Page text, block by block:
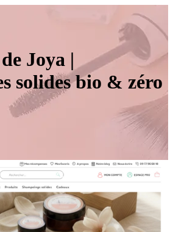
Joya |
solides bio & zéro